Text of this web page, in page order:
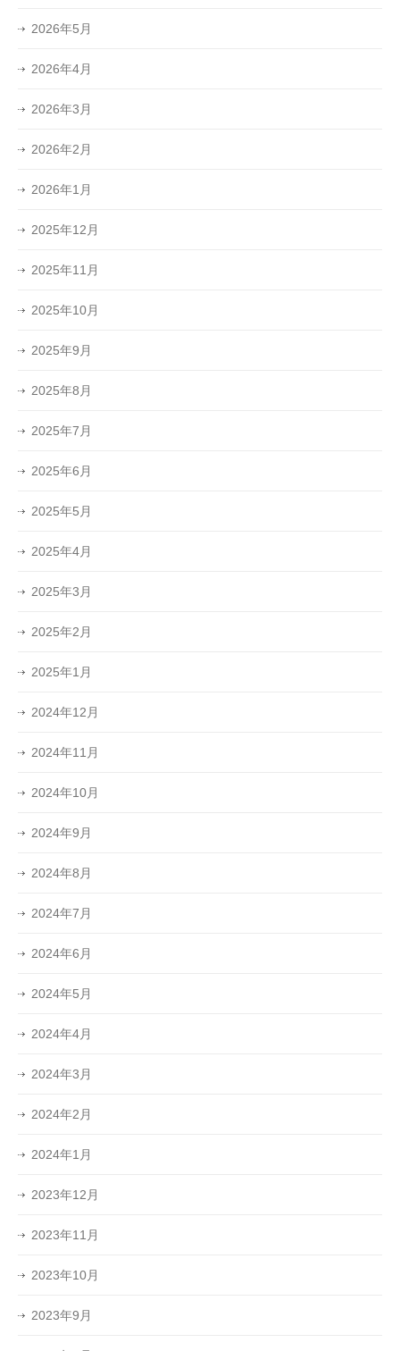
2026年5月
2026年4月
2026年3月
2026年2月
2026年1月
2025年12月
2025年11月
2025年10月
2025年9月
2025年8月
2025年7月
2025年6月
2025年5月
2025年4月
2025年3月
2025年2月
2025年1月
2024年12月
2024年11月
2024年10月
2024年9月
2024年8月
2024年7月
2024年6月
2024年5月
2024年4月
2024年3月
2024年2月
2024年1月
2023年12月
2023年11月
2023年10月
2023年9月